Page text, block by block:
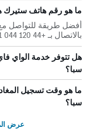
ما هو رقم هاتف ستيرك
أفضل طريقة للتواصل
بالاتصال بـ +44 120 044 5581.
هل تتوفر خدمة الواي
سبا؟
ما هو وقت تسجيل
سبا؟
عرض